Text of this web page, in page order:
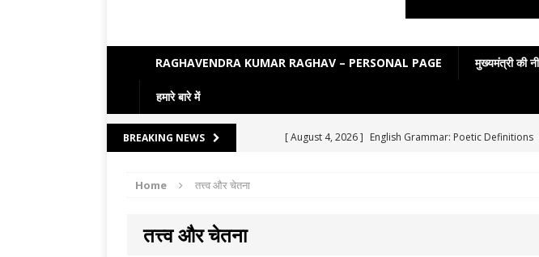
RAGHAVENDRA KUMAR RAGHAV – PERSONAL PAGE मुख्यमंत्री की
हमारे बारे में
BREAKING NEWS [ August 4, 2026 ] English Grammar: Poetic Definitions
Home तत्त्व और चेतना
तत्त्व और चेतना